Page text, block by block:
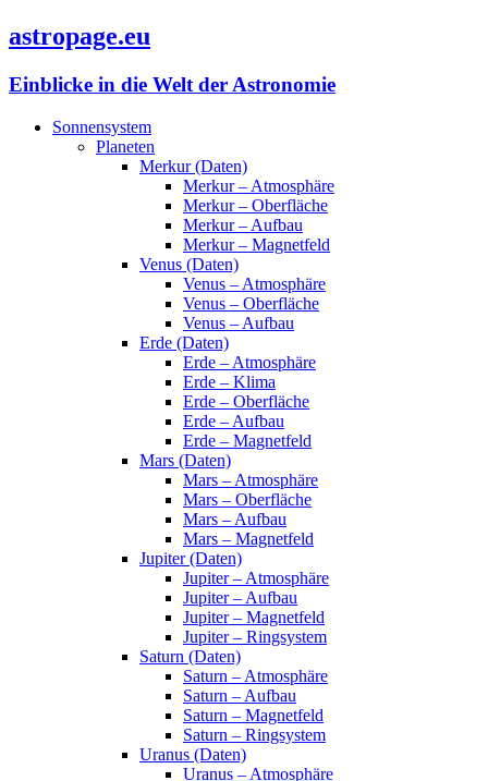
astropage.eu
Einblicke in die Welt der Astronomie
Sonnensystem
Planeten
Merkur (Daten)
Merkur – Atmosphäre
Merkur – Oberfläche
Merkur – Aufbau
Merkur – Magnetfeld
Venus (Daten)
Venus – Atmosphäre
Venus – Oberfläche
Venus – Aufbau
Erde (Daten)
Erde – Atmosphäre
Erde – Klima
Erde – Oberfläche
Erde – Aufbau
Erde – Magnetfeld
Mars (Daten)
Mars – Atmosphäre
Mars – Oberfläche
Mars – Aufbau
Mars – Magnetfeld
Jupiter (Daten)
Jupiter – Atmosphäre
Jupiter – Aufbau
Jupiter – Magnetfeld
Jupiter – Ringsystem
Saturn (Daten)
Saturn – Atmosphäre
Saturn – Aufbau
Saturn – Magnetfeld
Saturn – Ringsystem
Uranus (Daten)
Uranus – Atmosphäre